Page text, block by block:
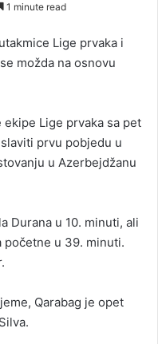
1 minute read
Lige prvaka i
možda na osnovu
Lige prvaka sa pet
prvu pobjedu u
u Azerbejdžanu
Durana u 10. minuti, ali
početne u 39. minuti.
Qarabag je opet